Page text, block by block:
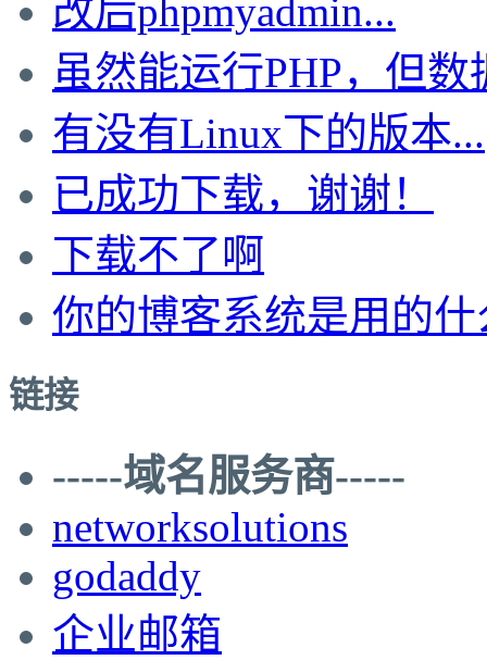
改后phpmyadmin...
虽然能运行PHP，但数
有没有Linux下的版本...
已成功下载，谢谢！
下载不了啊
你的博客系统是用的什
链接
-----域名服务商-----
networksolutions
godaddy
企业邮箱